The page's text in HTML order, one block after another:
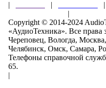
| |
|
Copyright © 2014-2024
«АудиоТехника». Все
Череповец, Вологда,
Челябинск, Омск, Самара,
Телефоны справочной
65.
|